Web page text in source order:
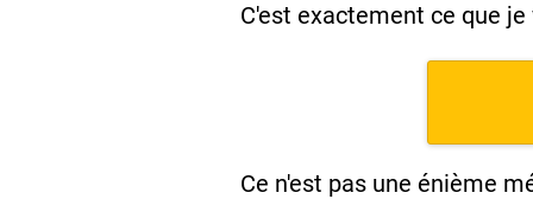
C'est exactement ce que
Ce n'est pas une énième